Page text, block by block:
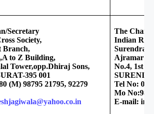
Secretary
Society,
Branch,
to Z Building,
Tower,opp.Dhiraj Sons,
395 001
(M) 98795 21795, 92279
The
Indian Red
Ajramar
No.4, 1st
Tel No:
Mo
E-mail: